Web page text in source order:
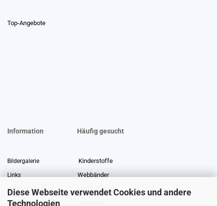
Diese Webseite verwendet Cookies und andere
Technologien
Top-Angebote
Information Häufig gesucht
Bildergalerie Kinderstoffe
Links Webbänder
Stoffe Lexikon Stoffreste
Über uns